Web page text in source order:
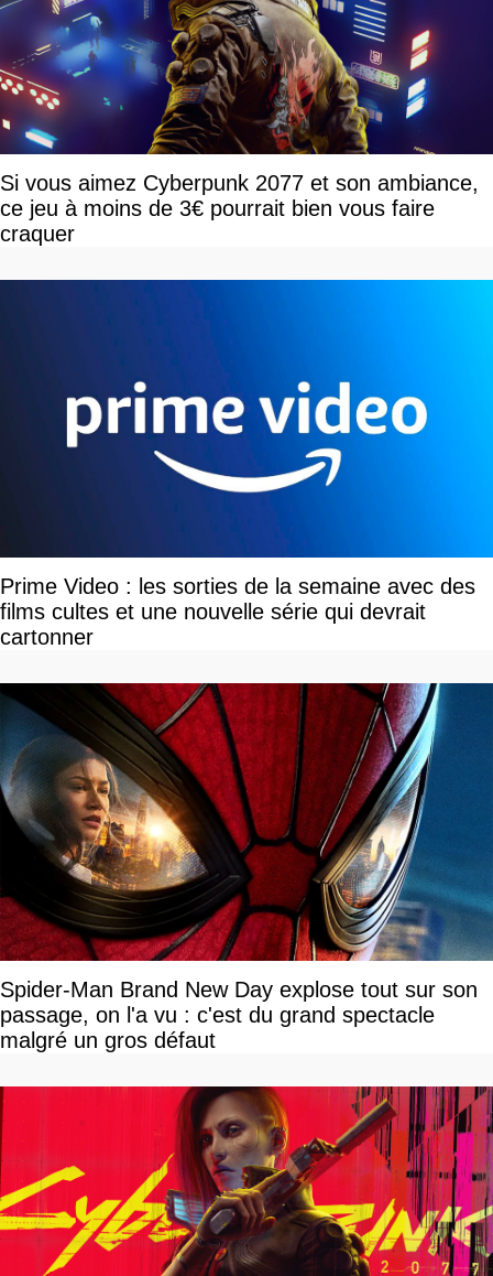
Si vous aimez Cyberpunk 2077 et son ambiance,
ce jeu à moins de 3€ pourrait bien vous faire
craquer
Prime Video : les sorties de la semaine avec des
films cultes et une nouvelle série qui devrait
cartonner
Spider-Man Brand New Day explose tout sur son
passage, on l'a vu : c'est du grand spectacle
malgré un gros défaut